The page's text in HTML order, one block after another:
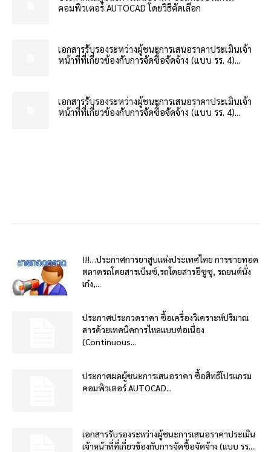
คอมพิวเตอร์ AUTOCAD โดยวิธีคัดเลือก
เอกสารรับรองระหว่างผู้ชนะการเสนอราคาประเมินเจ้า
หน้าที่ที่เกี่ยวข้องกับการจัดซื้อจัดจ้าง (แบบ รร. 4)...
เอกสารรับรองระหว่างผู้ชนะการเสนอราคาประเมินเจ้า
หน้าที่ที่เกี่ยวข้องกับการจัดซื้อจัดจ้าง (แบบ รร. 4)...
!!!…ประกาศการยาสูบแห่งประเทศไทย การขายทอด
ตลาดรถโดยสารเบ็นซ์,รถโดยสารอีซูซุ, รถยนต์นั่ง
เก๋ง,...
ประกาศประกวดราคา ซื้อเครื่องวิเคราะห์ปริมาณ
สารด้วยเทคนิคการไหลแบบต่อเนื่อง
(Continuous...
ประกาศผลผู้ชนะการเสนอราคา ซื้อสิทธิโปรแกรม
คอมพิวเตอร์ AUTOCAD...
เอกสารรับรองระหว่างผู้ชนะการเสนอราคาประเมิน
เจ้าหน้าที่ที่เกี่ยวข้องกับการจัดซื้อจัดจ้าง (แบบ รร....